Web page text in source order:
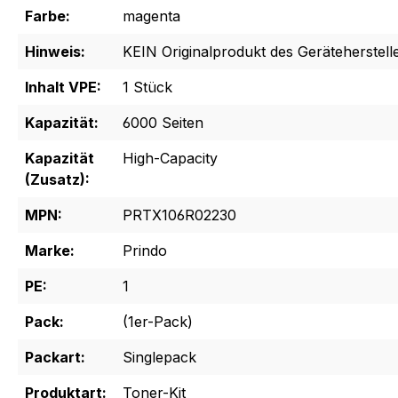
Farbe:
magenta
Hinweis:
KEIN Originalprodukt des
Inhalt VPE:
1 Stück
Kapazität:
6000 Seiten
Kapazität
(Zusatz):
High-Capacity
MPN:
PRTX106R02230
Marke:
Prindo
PE:
1
Pack:
(1er-Pack)
Packart:
Singlepack
Produktart:
Toner-Kit